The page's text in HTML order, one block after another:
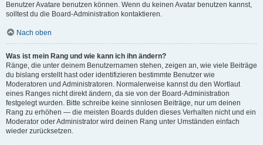
Benutzer Avatare benutzen können. Wenn du keinen Avatar benutzen kannst,
solltest du die Board-Administration kontaktieren.
Nach oben
Was ist mein Rang und wie kann ich ihn ändern?
Ränge, die unter deinem Benutzernamen stehen, zeigen an, wie viele Beiträge
du bislang erstellt hast oder identifizieren bestimmte Benutzer wie
Moderatoren und Administratoren. Normalerweise kannst du den Wortlaut
eines Ranges nicht direkt ändern, da sie von der Board-Administration
festgelegt wurden. Bitte schreibe keine sinnlosen Beiträge, nur um deinen
Rang zu erhöhen — die meisten Boards dulden dieses Verhalten nicht und ein
Moderator oder Administrator wird deinen Rang unter Umständen einfach
wieder zurücksetzen.